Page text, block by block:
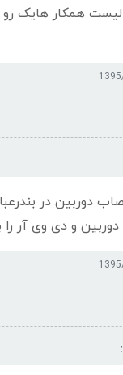
همکار هایک رو
دوربین در
و دی وی آر را